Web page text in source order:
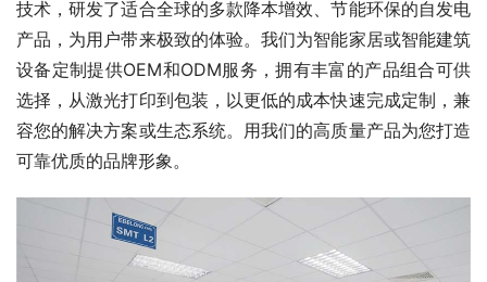
技术，研发了适合全球的多款降本增效、节能环保的自发电
产品，为用户带来极致的体验。我们为智能家居或智能建筑
设备定制提供OEM和ODM服务，拥有丰富的产品组合可供
选择，从激光打印到包装，以更低的成本快速完成定制，兼
容您的解决方案或生态系统。用我们的高质量产品为您打造
可靠优质的品牌形象。